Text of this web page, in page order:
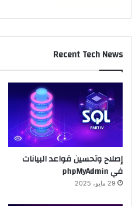
Recent Tech News
إصلاح وتحسين قواعد البيانات
في phpMyAdmin
29 مايو، 2025